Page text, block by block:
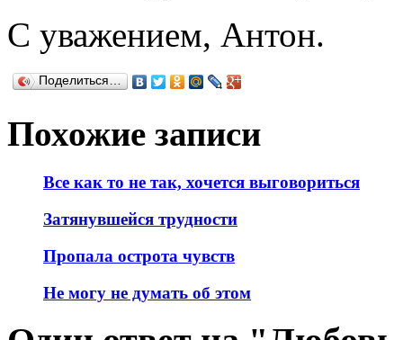
С уважением, Антон.
Поделиться…
Похожие записи
Все как то не так, хочется выговориться
Затянувшейся трудности
Пропала острота чувств
Не могу не думать об этом